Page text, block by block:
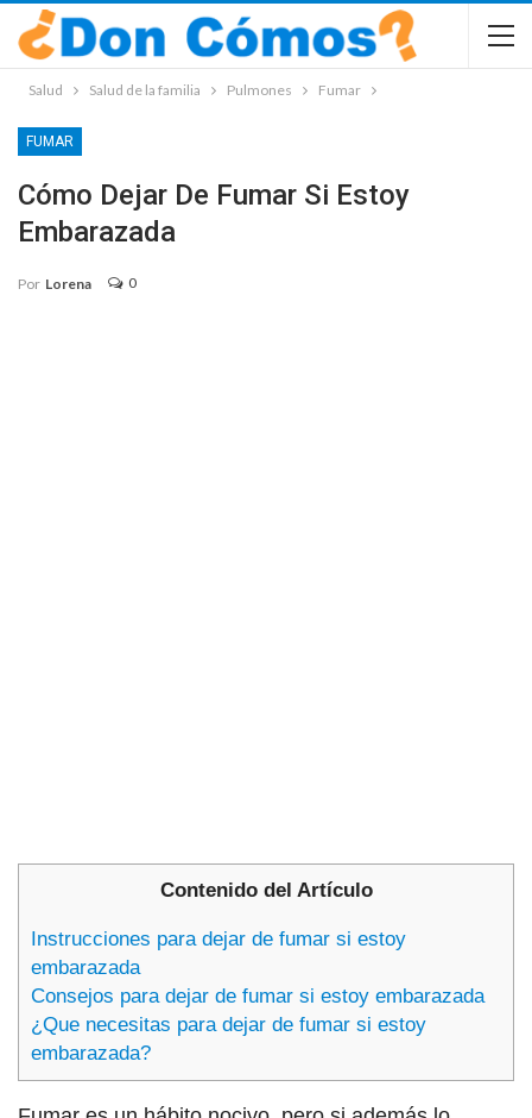
Salud Salud de la familia Pulmones Fumar
FUMAR
Cómo Dejar De Fumar Si Estoy
Embarazada
Por Lorena 0
Contenido del Artículo
Instrucciones para dejar de fumar si estoy
embarazada
Consejos para dejar de fumar si estoy embarazada
¿Que necesitas para dejar de fumar si estoy
embarazada?